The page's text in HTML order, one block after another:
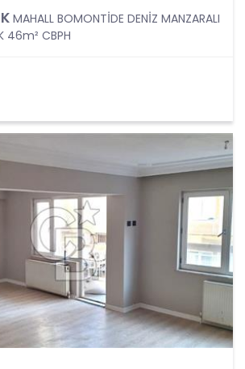
veri işleme faaliyetlerinde KVK
maddesinde belirtilen ve
edilmesi ve söz konusu ilkeleri
sağlanacaktır. Özel nitelikteki
işlenmesi, üçüncü kişilere ve
konusunda KVK Kanunu’nda
hükümler de dikkate alınarak
faaliyetleri yerine getirilecek;
hususların yanında bu
aradığı özel gereklilikler de
kişisel veri işleme faaliyetleri
VERİLERİN İŞLENME
Tespiti ve İşlenmesi
kişisel veri “Kimliği belirli veya
kişiye ilişkin her türlü bilgi”
MAHALL BOMONTİDE DENİZ MANZARALI
46m² CBPH